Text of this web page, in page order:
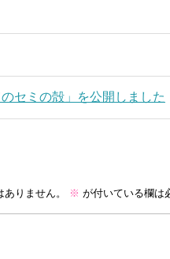
セミの殻」を公開しました
りません。 ※ が付いている欄は